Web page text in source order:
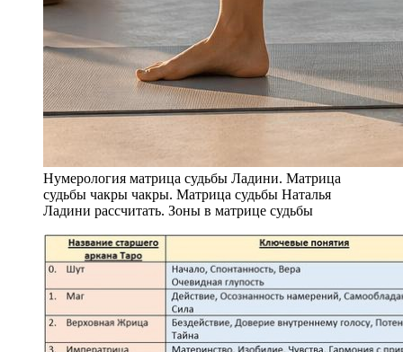
Нумерология матрица судьбы Ладини. Матрица
судьбы чакры чакры. Матрица судьбы Наталья
Ладини рассчитать. Зоны в матрице судьбы